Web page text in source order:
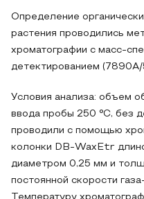
Определение
растения проводились
хроматографии с масс-
детектированием (7890A/
Условия анализа: объем
ввода пробы 250 °С, без
проводили с помощью
колонки DB-WaxEtr
диаметром 0,25 мм и
постоянной скорости